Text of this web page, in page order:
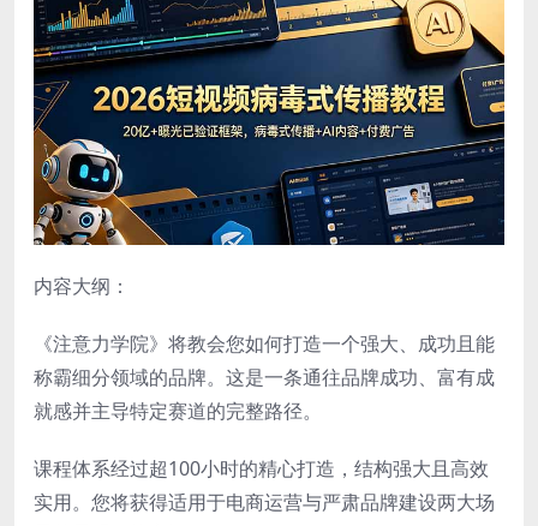
内容大纲：
《注意力学院》将教会您如何打造一个强大、成功且能
称霸细分领域的品牌。这是一条通往品牌成功、富有成
就感并主导特定赛道的完整路径。
课程体系经过超100小时的精心打造，结构强大且高效
实用。您将获得适用于电商运营与严肃品牌建设两大场